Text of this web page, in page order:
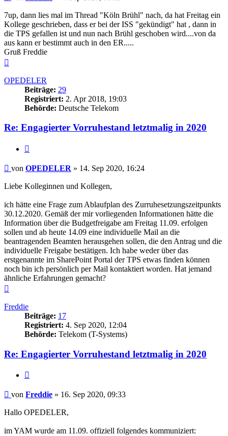
7up, dann lies mal im Thread "Köln Brühl" nach, da hat Freitag ein
Kollege geschrieben, dass er bei der ISS "gekündigt" hat , dann in
die TPS gefallen ist und nun nach Brühl geschoben wird....von da
aus kann er bestimmt auch in den ER.....
Gruß Freddie
OPEDELER
Beiträge: 29
Registriert: 2. Apr 2018, 19:03
Behörde: Deutsche Telekom
Re: Engagierter Vorruhestand letztmalig in 2020
Beitrag
von OPEDELER » 14. Sep 2020, 16:24
Liebe Kolleginnen und Kollegen,
ich hätte eine Frage zum Ablaufplan des Zurruhesetzungszeitpunkts
30.12.2020. Gemäß der mir vorliegenden Informationen hätte die
Information über die Budgetfreigabe am Freitag 11.09. erfolgen
sollen und ab heute 14.09 eine individuelle Mail an die
beantragenden Beamten herausgehen sollen, die den Antrag und die
individuelle Freigabe bestätigen. Ich habe weder über das
erstgenannte im SharePoint Portal der TPS etwas finden können
noch bin ich persönlich per Mail kontaktiert worden. Hat jemand
ähnliche Erfahrungen gemacht?
Freddie
Beiträge: 17
Registriert: 4. Sep 2020, 12:04
Behörde: Telekom (T-Systems)
Re: Engagierter Vorruhestand letztmalig in 2020
Beitrag
von Freddie » 16. Sep 2020, 09:33
Hallo OPEDELER,
im YAM wurde am 11.09. offiziell folgendes kommuniziert: